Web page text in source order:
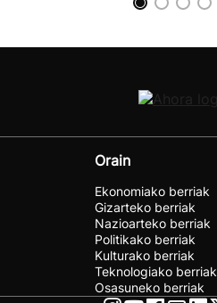
Orain
Ekonomiako berriak
Gizarteko berriak
Nazioarteko berriak
Politikako berriak
Kulturako berriak
Teknologiako berriak
Osasuneko berriak